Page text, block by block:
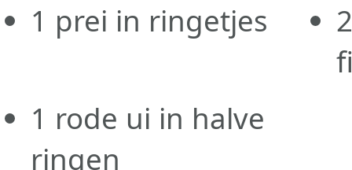
1 prei in ringetjes
1 rode ui in halve
ringen